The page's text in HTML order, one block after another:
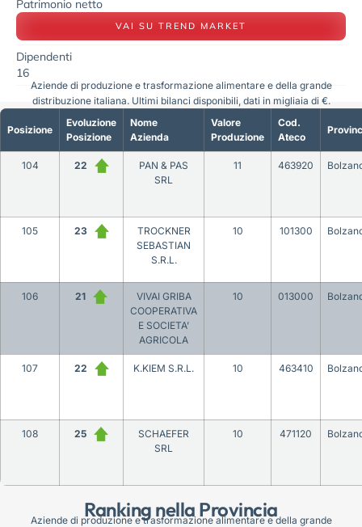
Patrimonio netto
VAI SU TREND MARKET
Dipendenti
16
Ranking nella Provincia
Posizione
Evoluzione
Posizione
Nome
Azienda
Valore
Produzione
Cod.
Ateco
104 22
PAN & PAS
SRL
11 463920
105 23
TROCKNER
SEBASTIAN
S.R.L.
10 101300
106 21
VIVAI GRIBA
COOPERATIVA
E SOCIETA’
AGRICOLA
10 013000
107 22 K.KIEM S.R.L. 10 463410
108 25
SCHAEFER
SRL
10 471120
Aziende di produzione e trasformazione alimentare e della grande
distribuzione italiana. Ultimi bilanci disponibili, dati in migliaia di €.
Aziende di produzione e trasformazione alimentare e della grande